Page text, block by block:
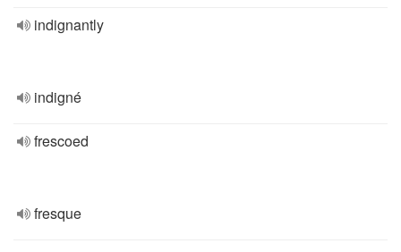
indignantly
indigné
frescoed
fresque